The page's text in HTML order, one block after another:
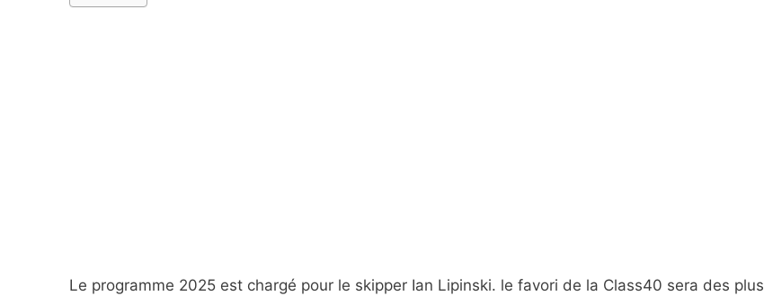
Le programme 2025 est chargé pour le skipper Ian Lipinski. le favori de la Class40 sera des plus